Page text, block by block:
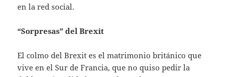
en la red social.
“Sorpresas” del Brexit
El colmo del Brexit es el matrimonio británico que
vive en el Sur de Francia, que no quiso pedir la